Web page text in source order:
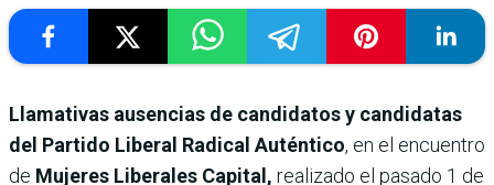
Llamativas ausencias de candidatos y candidatas
del Partido Liberal Radical Auténtico, en el encuentro
de Mujeres Liberales Capital, realizado el pasado 1 de